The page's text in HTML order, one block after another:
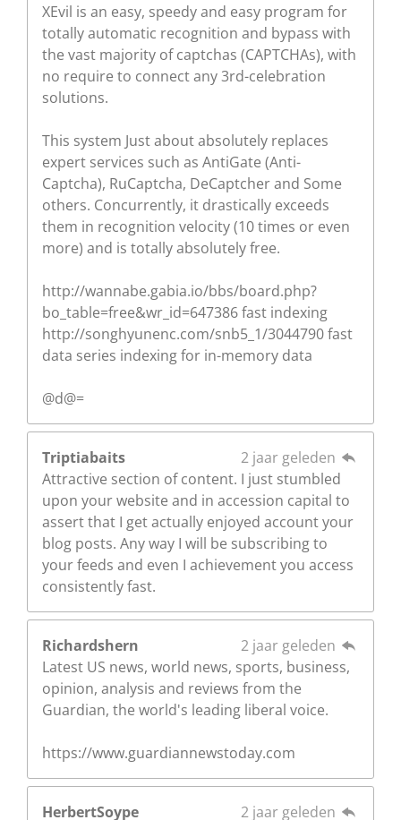
XEvil is an easy, speedy and easy program for
totally automatic recognition and bypass with
the vast majority of captchas (CAPTCHAs), with
no require to connect any 3rd-celebration
solutions.
This system Just about absolutely replaces
expert services such as AntiGate (Anti-
Captcha), RuCaptcha, DeCaptcher and Some
others. Concurrently, it drastically exceeds
them in recognition velocity (10 times or even
more) and is totally absolutely free.
http://wannabe.gabia.io/bbs/board.php?
bo_table=free&wr_id=647386 fast indexing
http://songhyunenc.com/snb5_1/3044790 fast
data series indexing for in-memory data
@d@=
Triptiabaits
2 jaar geleden
Attractive section of content. I just stumbled
upon your website and in accession capital to
assert that I get actually enjoyed account your
blog posts. Any way I will be subscribing to
your feeds and even I achievement you access
consistently fast.
Richardshern
2 jaar geleden
Latest US news, world news, sports, business,
opinion, analysis and reviews from the
Guardian, the world's leading liberal voice.
https://www.guardiannewstoday.com
HerbertSoype 2 jaar geleden